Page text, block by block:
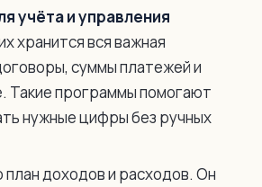
учёта и управления
хранится вся важная
суммы платежей и
Такие программы помогают
нужные цифры без ручных
план доходов и расходов. Он